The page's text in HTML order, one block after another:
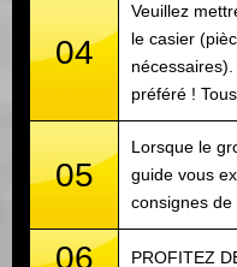
04
Veuillez
le casier
préféré !
05
Lorsque le
guide vous
consignes
06 PROFITEZ